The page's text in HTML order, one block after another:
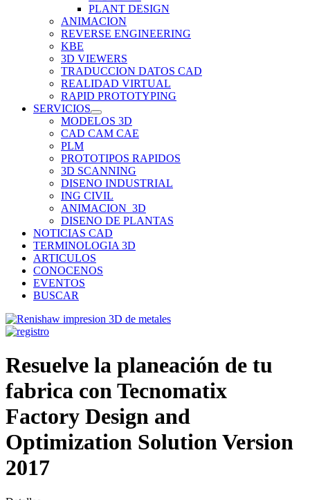
PLANT DESIGN
ANIMACION
REVERSE ENGINEERING
KBE
3D VIEWERS
TRADUCCION DATOS CAD
REALIDAD VIRTUAL
RAPID PROTOTYPING
SERVICIOS
MODELOS 3D
CAD CAM CAE
PLM
PROTOTIPOS RAPIDOS
3D SCANNING
DISENO INDUSTRIAL
ING CIVIL
ANIMACION_3D
DISENO DE PLANTAS
NOTICIAS CAD
TERMINOLOGIA 3D
ARTICULOS
CONOCENOS
EVENTOS
BUSCAR
Resuelve la planeación de tu
fabrica con Tecnomatix
Factory Design and
Optimization Solution Version
2017